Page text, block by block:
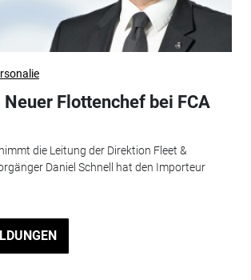
Neuer Flottenchef bei FCA
die Leitung der Direktion Fleet &
Daniel Schnell hat den Importeur